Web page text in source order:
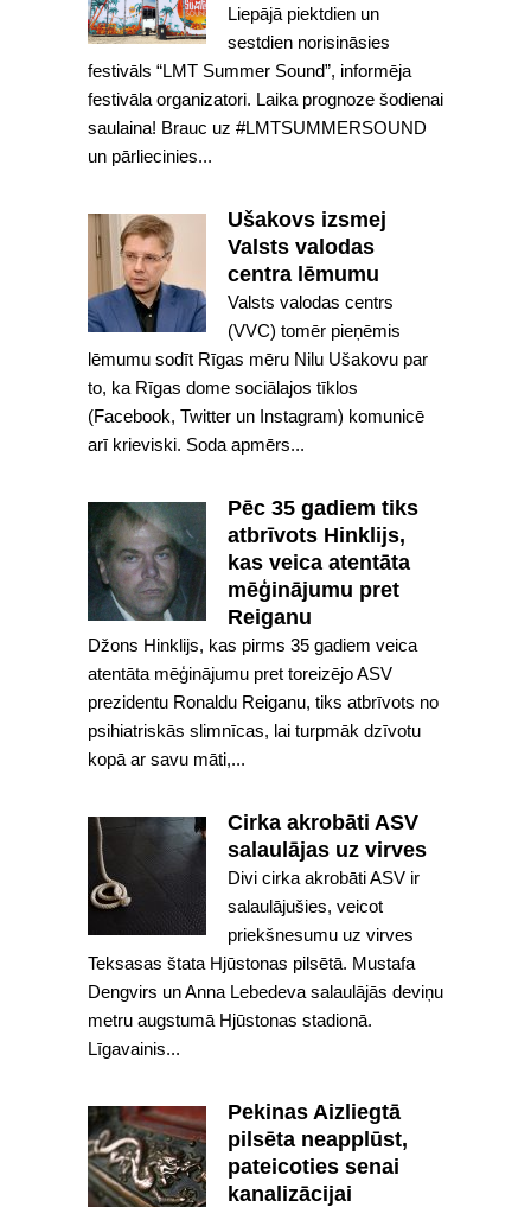
Liepājā piektdien un
sestdien norisināsies
festivāls “LMT Summer Sound”, informēja
festivāla organizatori. Laika prognoze šodienai
saulaina! Brauc uz #LMTSUMMERSOUND
un pārliecinies...
Ušakovs izsmej
Valsts valodas
centra lēmumu
Valsts valodas centrs
(VVC) tomēr pieņēmis
lēmumu sodīt Rīgas mēru Nilu Ušakovu par
to, ka Rīgas dome sociālajos tīklos
(Facebook, Twitter un Instagram) komunicē
arī krieviski. Soda apmērs...
Pēc 35 gadiem tiks
atbrīvots Hinklijs,
kas veica atentāta
mēģinājumu pret
Reiganu
Džons Hinklijs, kas pirms 35 gadiem veica
atentāta mēģinājumu pret toreizējo ASV
prezidentu Ronaldu Reiganu, tiks atbrīvots no
psihiatriskās slimnīcas, lai turpmāk dzīvotu
kopā ar savu māti,...
Cirka akrobāti ASV
salaulājas uz virves
Divi cirka akrobāti ASV ir
salaulājušies, veicot
priekšnesumu uz virves
Teksasas štata Hjūstonas pilsētā. Mustafa
Dengvirs un Anna Lebedeva salaulājās deviņu
metru augstumā Hjūstonas stadionā.
Līgavainis...
Pekinas Aizliegtā
pilsēta neapplūst,
pateicoties senai
kanalizācijai